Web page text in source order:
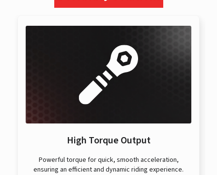
High Torque Output
Powerful torque for quick, smooth acceleration,
ensuring an efficient and dynamic riding experience.